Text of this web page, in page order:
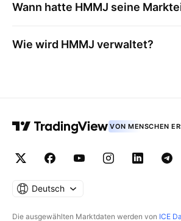
Wann hatte HMMJ seine
Wie wird HMMJ verwaltet?
VON MENSCHEN
Deutsch
Die ausgewählten Marktdaten werden von ICE